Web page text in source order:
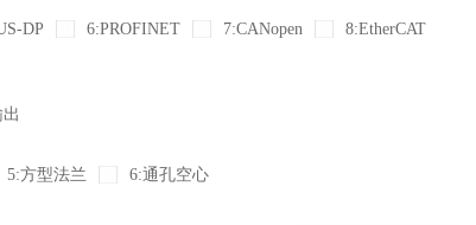
DP 6:PROFINET 7:CANopen
8:EtherCAT
5:方型法兰 6:通孔空心